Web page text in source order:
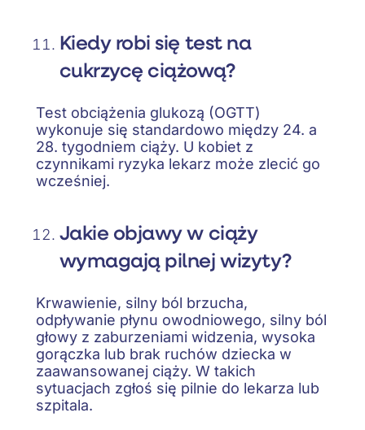
Kiedy robi się test na
cukrzycę ciążową?
Test obciążenia glukozą (OGTT)
wykonuje się standardowo między 24. a
28. tygodniem ciąży. U kobiet z
czynnikami ryzyka lekarz może zlecić go
wcześniej.
Jakie objawy w ciąży
wymagają pilnej wizyty?
Krwawienie, silny ból brzucha,
odpływanie płynu owodniowego, silny ból
głowy z zaburzeniami widzenia, wysoka
gorączka lub brak ruchów dziecka w
zaawansowanej ciąży. W takich
sytuacjach zgłoś się pilnie do lekarza lub
szpitala.